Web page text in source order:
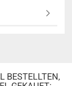
BESTELLTEN,